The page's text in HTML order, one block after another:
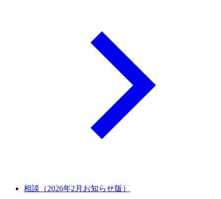
相談（2026年2月お知らせ版）